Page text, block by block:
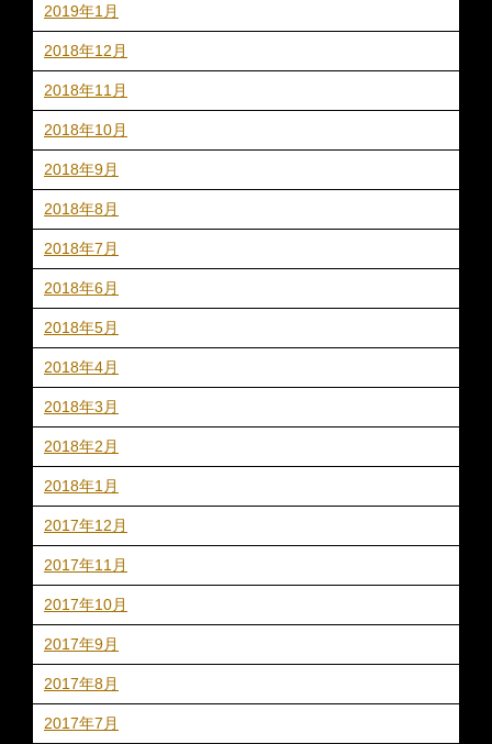
2019年1月
2018年12月
2018年11月
2018年10月
2018年9月
2018年8月
2018年7月
2018年6月
2018年5月
2018年4月
2018年3月
2018年2月
2018年1月
2017年12月
2017年11月
2017年10月
2017年9月
2017年8月
2017年7月